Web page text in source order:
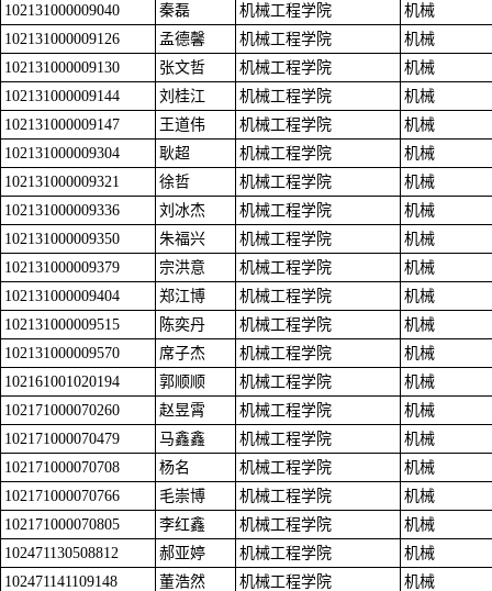
102131000009040
秦磊 机械工程学院
机械
102131000009126
孟德馨 机械工程学院
机械
102131000009130
张文哲 机械工程学院
机械
102131000009144
刘桂江 机械工程学院
机械
102131000009147
王道伟 机械工程学院
机械
102131000009304
耿超 机械工程学院
机械
102131000009321
徐哲 机械工程学院
机械
102131000009336
刘冰杰 机械工程学院
机械
102131000009350
朱福兴 机械工程学院
机械
102131000009379
宗洪意 机械工程学院
机械
102131000009404
郑江博 机械工程学院
机械
102131000009515
陈奕丹 机械工程学院
机械
102131000009570
席子杰 机械工程学院
机械
102161001020194
郭顺顺 机械工程学院
机械
102171000070260
赵昱霄 机械工程学院
机械
102171000070479
马鑫鑫 机械工程学院
机械
102171000070708
杨名 机械工程学院
机械
102171000070766
毛崇博 机械工程学院
机械
102171000070805
李红鑫 机械工程学院
机械
102471130508812
郝亚婷 机械工程学院
机械
102471141109148
董浩然 机械工程学院
机械